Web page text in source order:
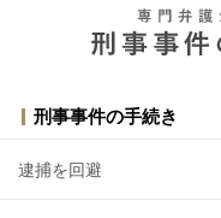
刑事事件の手続き
逮捕を回避